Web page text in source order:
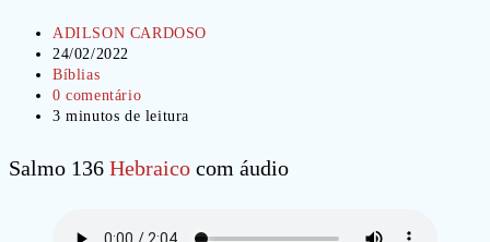
Autor
do
post:
ADILSON CARDOSO
Post
publicado:
24/02/2022
Categoria
do
post:
Bíblias
Comentários
do
0 comentário
Tempo
3 minutos de leitura
Salmo 136 Hebraico com áudio